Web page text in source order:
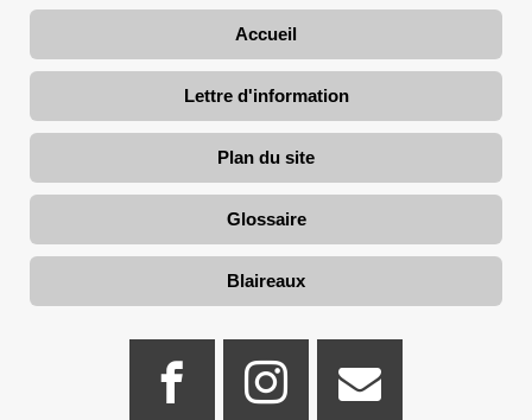
Accueil
Lettre d'information
Plan du site
Glossaire
Blaireaux